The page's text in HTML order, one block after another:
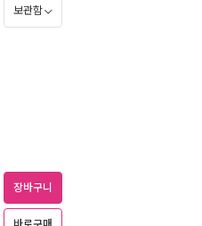
보관함
장바구니